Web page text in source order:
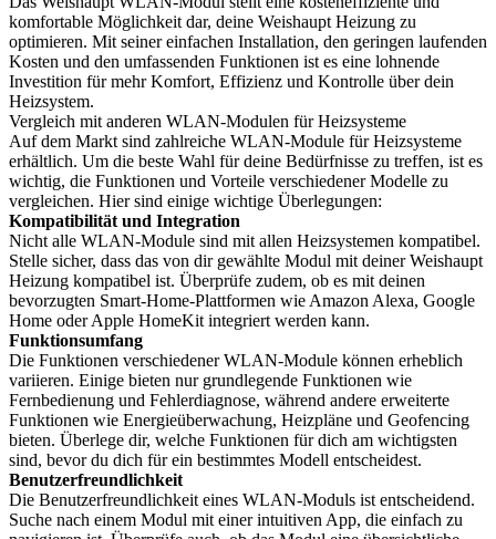
komfortable Möglichkeit dar, deine Weishaupt Heizung zu
optimieren. Mit seiner einfachen Installation, den geringen laufenden
Kosten und den umfassenden Funktionen ist es eine lohnende
Investition für mehr Komfort, Effizienz und Kontrolle über dein
Heizsystem.
Vergleich mit anderen WLAN-Modulen für Heizsysteme
Auf dem Markt sind zahlreiche WLAN-Module für Heizsysteme
erhältlich. Um die beste Wahl für deine Bedürfnisse zu treffen, ist es
wichtig, die Funktionen und Vorteile verschiedener Modelle zu
vergleichen. Hier sind einige wichtige Überlegungen:
Kompatibilität und Integration
Nicht alle WLAN-Module sind mit allen Heizsystemen kompatibel.
Stelle sicher, dass das von dir gewählte Modul mit deiner Weishaupt
Heizung kompatibel ist. Überprüfe zudem, ob es mit deinen
bevorzugten Smart-Home-Plattformen wie Amazon Alexa, Google
Home oder Apple HomeKit integriert werden kann.
Funktionsumfang
Die Funktionen verschiedener WLAN-Module können erheblich
variieren. Einige bieten nur grundlegende Funktionen wie
Fernbedienung und Fehlerdiagnose, während andere erweiterte
Funktionen wie Energieüberwachung, Heizpläne und Geofencing
bieten. Überlege dir, welche Funktionen für dich am wichtigsten
sind, bevor du dich für ein bestimmtes Modell entscheidest.
Benutzerfreundlichkeit
Die Benutzerfreundlichkeit eines WLAN-Moduls ist entscheidend.
Suche nach einem Modul mit einer intuitiven App, die einfach zu